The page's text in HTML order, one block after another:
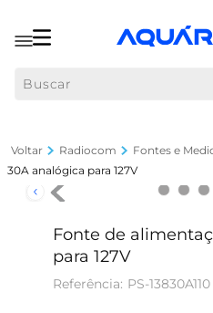
Radiocom Fontes e
30A analógica para 127V
Fonte de
para 127V
PS-13830A110